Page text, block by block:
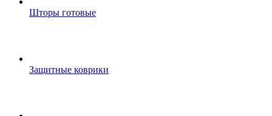
Шторы готовые
Защитные коврики